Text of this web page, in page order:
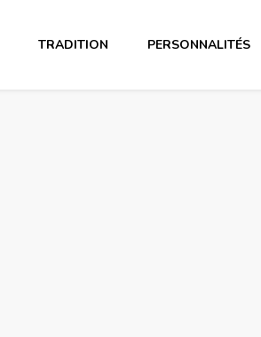
TRADITION PERSONNALITÉS